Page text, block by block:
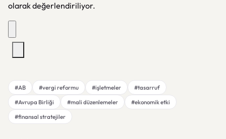
olarak değerlendiriliyor.
#AB #vergi reformu #işletmeler
#tasarruf
#Avrupa Birliği
#mali düzenlemeler
#ekonomik etki
#finansal stratejiler